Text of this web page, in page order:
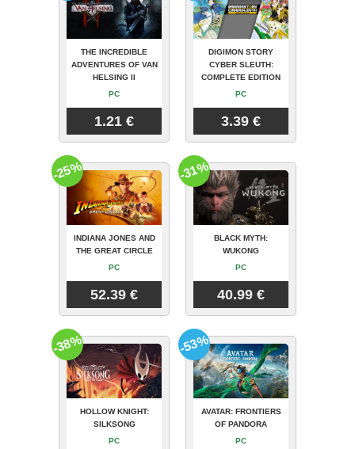
THE INCREDIBLE
ADVENTURES OF VAN
HELSING II
PC
1.21 €
DIGIMON STORY
CYBER SLEUTH:
COMPLETE EDITION
PC
3.39 €
INDIANA JONES AND
THE GREAT CIRCLE
PC
52.39 €
-25%
BLACK MYTH:
WUKONG
PC
40.99 €
-31%
HOLLOW KNIGHT:
SILKSONG
PC
-38%
AVATAR: FRONTIERS
OF PANDORA
PC
-53%